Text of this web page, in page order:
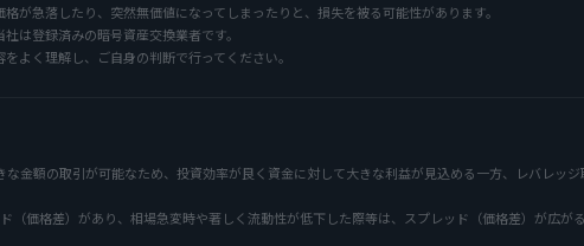
が急落したり、突然無価値になってしまったりと、損失を被る可能性があります。
は登録済みの暗号資産交換業者です。
よく理解し、ご自身の判断で行ってください。
金額の取引が可能なため、投資効率が良く資金に対して大きな利益が見込める一方、レバレッ
（価格差）があり、相場急変時や著しく流動性が低下した際等は、スプレッド（価格差）が広